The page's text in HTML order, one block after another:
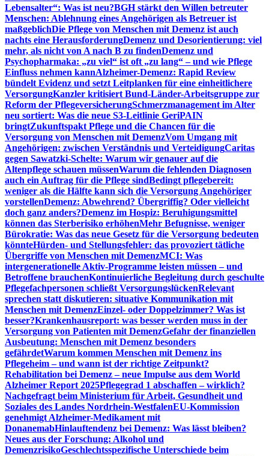
Lebensalter“: Was ist neu?BGH stärkt den Willen betreuter
Menschen: Ablehnung eines Angehörigen als Betreuer ist
maßgeblichDie Pflege von Menschen mit Demenz ist auch
nachts eine HerausforderungDemenz und Desorientierung: viel
mehr, als nicht von A nach B zu findenDemenz und
Psychopharmaka: „zu viel“ ist oft „zu lang“ – und wie Pflege
Einfluss nehmen kannAlzheimer-Demenz: Rapid Review
bündelt Evidenz und setzt Leitplanken für eine einheitlichere
VersorgungKanzler kritisiert Bund-Länder-Arbeitsgruppe zur
Reform der PflegeversicherungSchmerzmanagement im Alter
neu sortiert: Was die neue S3-Leitlinie GeriPAIN
bringtZukunftspakt Pflege und die Chancen für die
Versorgung von Menschen mit DemenzVom Umgang mit
Angehörigen: zwischen Verständnis und VerteidigungCaritas
gegen Sawatzki-Schelte: Warum wir genauer auf die
Altenpflege schauen müssenWarum die fehlenden Diagnosen
auch ein Auftrag für die Pflege sindBedingt pflegebereit:
weniger als die Hälfte kann sich die Versorgung Angehöriger
vorstellenDemenz: Abwehrend? Übergriffig? Oder vielleicht
doch ganz anders?Demenz im Hospiz: Beruhigungsmittel
können das Sterberisiko erhöhenMehr Befugnisse, weniger
Bürokratie: Was das neue Gesetz für die Versorgung bedeuten
könnteHürden- und Stellungsfehler: das provoziert tätliche
Übergriffe von Menschen mit DemenzMCI: Was
intergenerationelle Aktiv-Programme leisten müssen – und
Betroffene brauchenKontinuierliche Begleitung durch geschulte
Pflegefachpersonen schließt VersorgungslückenRelevant
sprechen statt diskutieren: situative Kommunikation mit
Menschen mit DemenzEinzel- oder Doppelzimmer? Was ist
besser?Krankenhausreport: was besser werden muss in der
Versorgung von Patienten mit DemenzGefahr der finanziellen
Ausbeutung: Menschen mit Demenz besonders
gefährdetWarum kommen Menschen mit Demenz ins
Pflegeheim – und wann ist der richtige Zeitpunkt?
Rehabilitation bei Demenz – neue Impulse aus dem World
Alzheimer Report 2025Pflegegrad 1 abschaffen – wirklich?
Nachgefragt beim Ministerium für Arbeit, Gesundheit und
Soziales des Landes Nordrhein-WestfalenEU-Kommission
genehmigt Alzheimer-Medikament mit
DonanemabHinlauftendenz bei Demenz: Was lässt bleiben?
Neues aus der Forschung: Alkohol und
DemenzrisikoGeschlechtsspezifische Unterschiede beim